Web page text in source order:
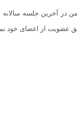
عضویت از اعضای خود